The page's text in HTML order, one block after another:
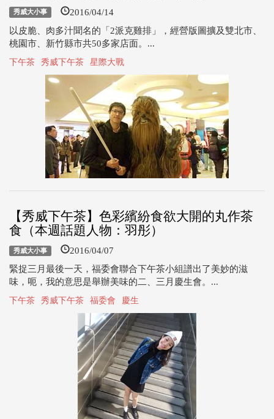
秀威大小事 2016/04/14
以皮脆、肉多汁聞名的「2派克雞排」，經營版圖擴及雙北市、
桃園市、新竹縣市共50多家店面。...
下午茶 秀威下午茶 星際大戰
【秀威下午茶】色彩繽紛食欲大開的丸作茶
食（本週話題人物：羽彤）
秀威大小事 2016/04/07
緊捉三月最後一天，福委會聯合下午茶小組譜出了美妙的滋
味，呃，我的意思是舉辦美味的二、三月慶生會。...
下午茶 秀威下午茶 福委會 慶生